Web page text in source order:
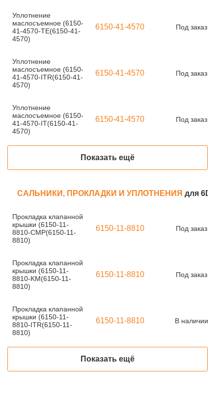
Уплотнение
маслосъемное (6150-
41-4570-TE(6150-41-
4570)
6150-41-4570 Под заказ
Уплотнение
маслосъемное (6150-
41-4570-ITR(6150-41-
4570)
6150-41-4570 Под заказ
Уплотнение
маслосъемное (6150-
41-4570-IT(6150-41-
4570)
6150-41-4570 Под заказ
Показать ещё
САЛЬНИКИ, ПРОКЛАДКИ И УПЛОТНЕНИЯ для
Прокладка клапанной
крышки (6150-11-
8810-CMP(6150-11-
8810)
6150-11-8810 Под заказ
Прокладка клапанной
крышки (6150-11-
8810-KM(6150-11-
8810)
6150-11-8810 Под заказ
Прокладка клапанной
крышки (6150-11-
8810-ITR(6150-11-
8810)
6150-11-8810 В наличии
Показать ещё